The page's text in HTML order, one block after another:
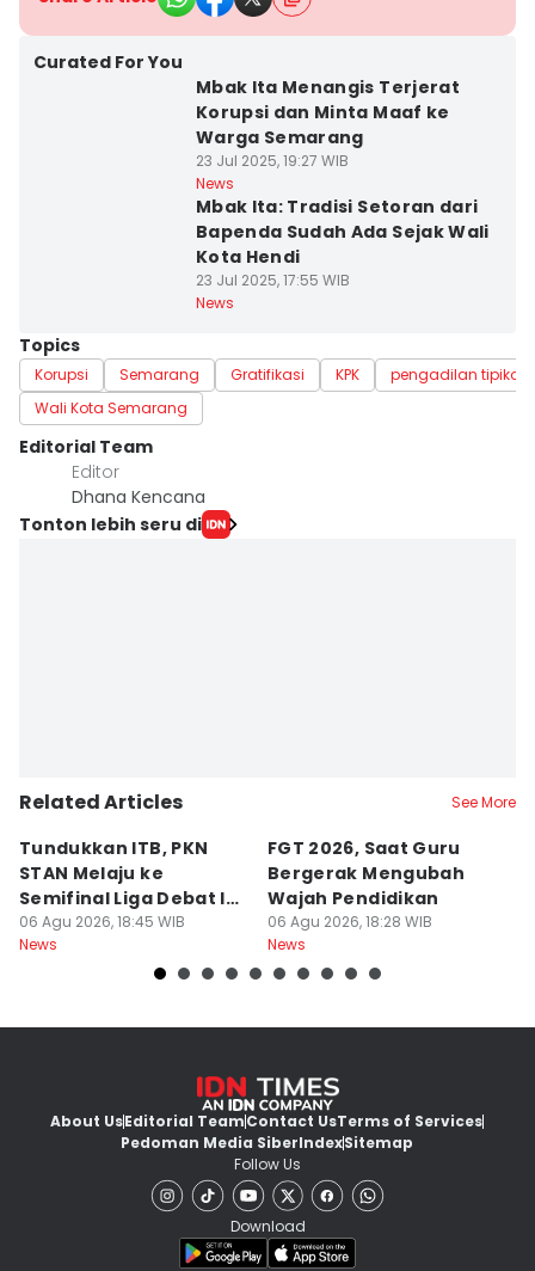
Curated For You
Mbak Ita Menangis Terjerat
Korupsi dan Minta Maaf ke
Warga Semarang
23 Jul 2025, 19:27 WIB
News
Mbak Ita: Tradisi Setoran dari
Bapenda Sudah Ada Sejak Wali
Kota Hendi
23 Jul 2025, 17:55 WIB
News
Topics
Korupsi Semarang Gratifikasi KPK
pengadilan tipikor
Wali Kota Semarang
Editorial Team
Editor
Dhana Kencana
Tonton lebih seru di
Related Articles See More
Tundukkan ITB, PKN
STAN Melaju ke
Semifinal Liga Debat IDN
Times 2026
06 Agu 2026, 18:45 WIB
News
FGT 2026, Saat Guru
Bergerak Mengubah
Wajah Pendidikan
06 Agu 2026, 18:28 WIB
News
About UsEditorial TeamContact UsTerms of Services
Pedoman Media SiberIndexSitemap
Follow Us
Download